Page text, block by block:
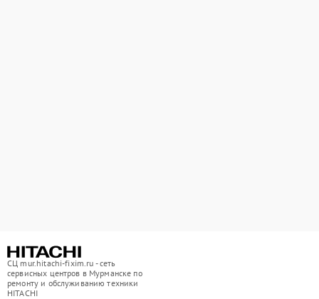
СЦ mur.hitachi-fixim.ru - сеть
сервисных центров в Мурманске по
ремонту и обслуживанию техники
HITACHI